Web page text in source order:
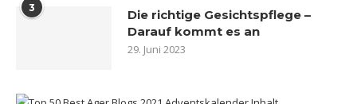
3
Die richtige Gesichtspflege –
Darauf kommt es an
29. Juni 2023